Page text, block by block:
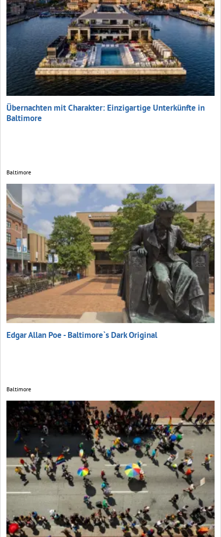
Übernachten mit Charakter: Einzigartige Unterkünfte in
Baltimore
Baltimore
Edgar Allan Poe - Baltimore`s Dark Original
Baltimore